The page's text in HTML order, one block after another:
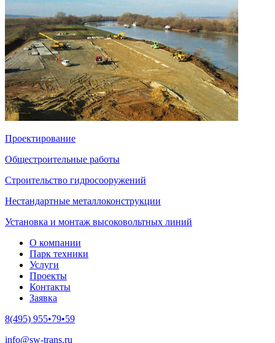
Проектирование
Общестроительные работы
Строительство гидросооружений
Нестандартные металлоконструкции
Установка и монтаж высоковольтных линий
О компании
Парк техники
Услуги
Проекты
Контакты
Заявка
8(495) 955•79•59
info@sw-trans.ru